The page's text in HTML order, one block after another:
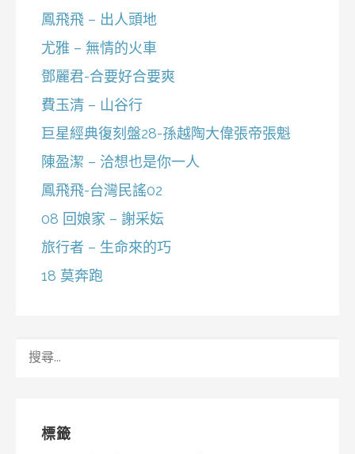
鳳飛飛 – 出人頭地
尤雅 – 無情的火車
鄧麗君-合要好合要爽
費玉清 – 山谷行
巨星經典復刻盤28-孫越陶大偉張帝張魁
陳盈潔 – 洽想也是你一人
鳳飛飛-台灣民謠02
08 回娘家 – 謝采妘
旅行者 – 生命來的巧
18 莫奔跑
標籤